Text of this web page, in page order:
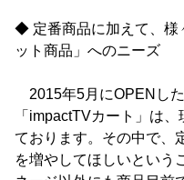
◆ 定番商品に加えて、様
ット商品」へのニーズ
2015年5月にOPENし
「impactTVカート」は
ております。その中で、
を増やしてほしいという